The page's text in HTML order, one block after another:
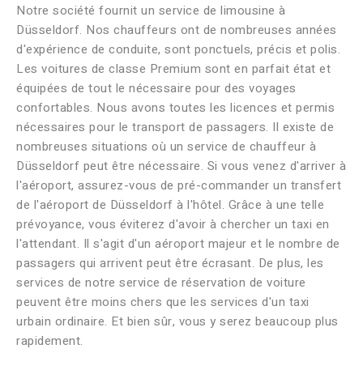
Notre société fournit un service de limousine à
Düsseldorf. Nos chauffeurs ont de nombreuses années
d'expérience de conduite, sont ponctuels, précis et polis.
Les voitures de classe Premium sont en parfait état et
équipées de tout le nécessaire pour des voyages
confortables. Nous avons toutes les licences et permis
nécessaires pour le transport de passagers. Il existe de
nombreuses situations où un service de chauffeur à
Düsseldorf peut être nécessaire. Si vous venez d'arriver à
l'aéroport, assurez-vous de pré-commander un transfert
de l'aéroport de Düsseldorf à l'hôtel. Grâce à une telle
prévoyance, vous éviterez d'avoir à chercher un taxi en
l'attendant. Il s'agit d'un aéroport majeur et le nombre de
passagers qui arrivent peut être écrasant. De plus, les
services de notre service de réservation de voiture
peuvent être moins chers que les services d'un taxi
urbain ordinaire. Et bien sûr, vous y serez beaucoup plus
rapidement.